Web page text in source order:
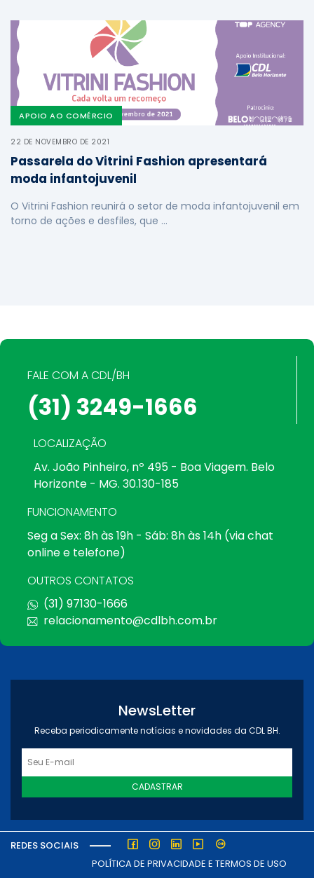
APOIO AO COMÉRCIO
22 DE NOVEMBRO DE 2021
Passarela do Vitrini Fashion apresentará
moda infantojuvenil
O Vitrini Fashion reunirá o setor de moda infantojuvenil em
torno de ações e desfiles, que …
FALE COM A CDL/BH
(31) 3249-1666
LOCALIZAÇÃO
Av. João Pinheiro, nº 495 - Boa Viagem. Belo
Horizonte - MG. 30.130-185
FUNCIONAMENTO
Seg a Sex: 8h às 19h - Sáb: 8h às 14h (via chat
online e telefone)
OUTROS CONTATOS
(31) 97130-1666
relacionamento@cdlbh.com.br
NewsLetter
Receba periodicamente notícias e novidades da CDL BH.
CADASTRAR
REDES SOCIAIS
POLÍTICA DE PRIVACIDADE E TERMOS DE USO